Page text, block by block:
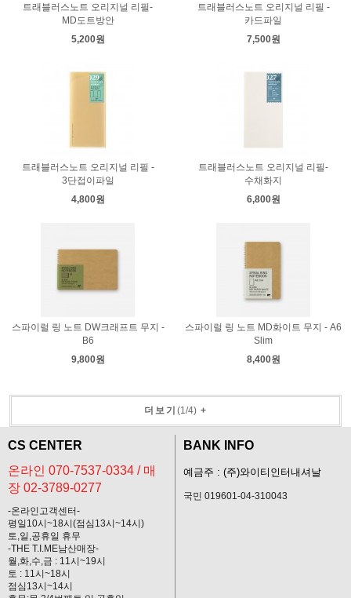
트래블러스노트 오리지널 리필-
MD도트방안
5,200원
트래블러스노트 오리지널 리필 -
카드파일
7,500원
트래블러스노트 오리지널 리필 -
3단접이파일
4,800원
트래블러스노트 오리지널 리필-
수채화지
6,800원
스파이럴 링 노트 DW크래프트 무지 -
B6
9,800원
스파이럴 링 노트 MD화이트 무지 - A6
Slim
8,400원
더보기 (1 /4)+
CS CENTER
온라인 070-7537-0334 / 매
장 02-3789-0277
-온라인고객센터-
평일10시~18시(점심13시~14시)
토,일,공휴일 휴무
-THE T.I.ME남산매장-
월,화,수,금 : 11시~19시
토 : 11시~18시
점심13시~14시
BANK INFO
예금주 : (주)와이티인터내셔날
국민 019601-04-310043